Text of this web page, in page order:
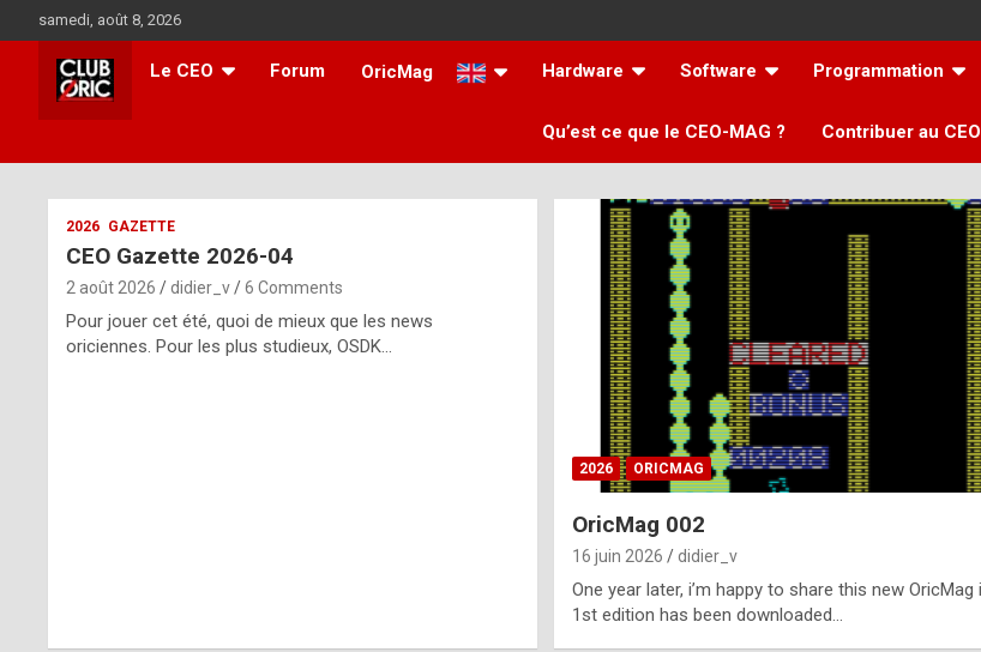
to
content
samedi, août 8, 2026
Le CEO Forum OricMag Hardware Software Programmation
Qu’est ce que le CEO-MAG ? Contribuer au
2026 GAZETTE
CEO Gazette 2026-04
2 août 2026 didier_v 6 Comments
Pour jouer cet été, quoi de mieux que les news
oriciennes. Pour les plus studieux, OSDK…
2026 ORICMAG
OricMag 002
16 juin 2026 didier_v
One year later, i’m happy to share this new OricMag
1st edition has been downloaded…